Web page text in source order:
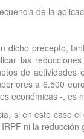
de la
dicho precepto,
las
de
a 6.500
económicas -, es
si en este caso
ni la